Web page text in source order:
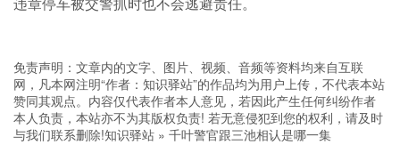
免责声明：文章内的文字、图片、视频、音频等资料均来自互联
网，凡本网注明“作者：知识驿站”的作品均为用户上传，不代表本站
赞同其观点。内容仅代表作者本人意见，若因此产生任何纠纷作者
本人负责，本站亦不为其版权负责! 若无意侵犯到您的权利，请及时
与我们联系删除!知识驿站 » 千叶警官跟三池相认是哪一集